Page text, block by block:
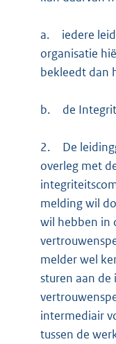
a.
iedere
organisatie
bekleedt dan
b. de
2.
De
overleg met
melding wil
wil hebben in
melder wel
sturen aan de
intermediair
tussen de